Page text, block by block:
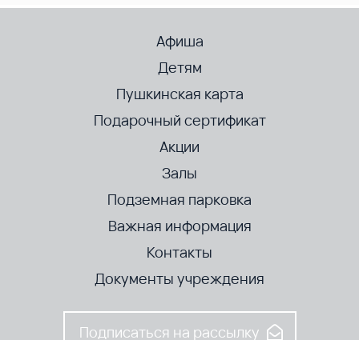
Афиша
Детям
Пушкинская карта
Подарочный сертификат
Акции
Залы
Подземная парковка
Важная информация
Контакты
Документы учреждения
Подписаться на рассылку